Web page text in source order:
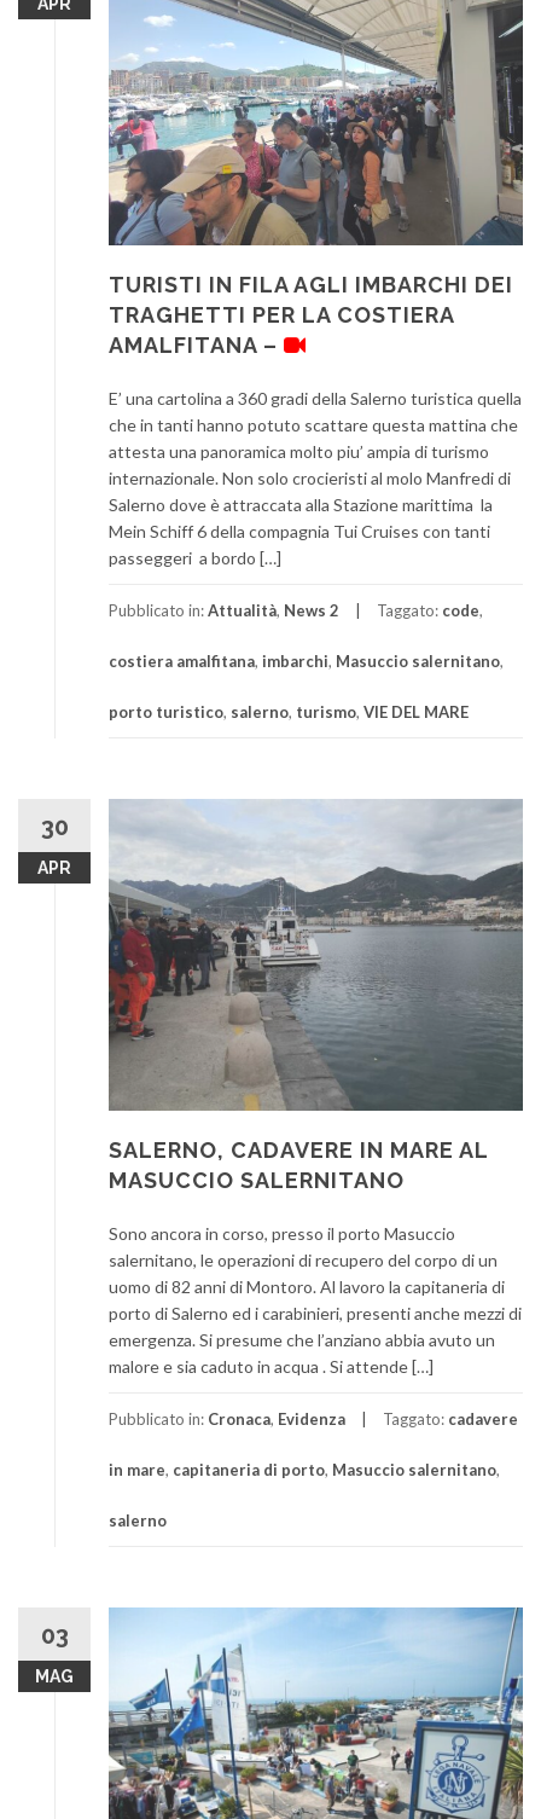
TURISTI IN FILA AGLI IMBARCHI DEI
TRAGHETTI PER LA COSTIERA
AMALFITANA –
E’ una cartolina a 360 gradi della Salerno turistica quella
che in tanti hanno potuto scattare questa mattina che
attesta una panoramica molto piu’ ampia di turismo
internazionale. Non solo crocieristi al molo Manfredi di
Salerno dove è attraccata alla Stazione marittima la
Mein Schiff 6 della compagnia Tui Cruises con tanti
passeggeri a bordo […]
Pubblicato in:Attualità, News 2 Taggato: code,
costiera amalfitana, imbarchi, Masuccio salernitano,
porto turistico, salerno, turismo, VIE DEL MARE
30
APR
SALERNO, CADAVERE IN MARE AL
MASUCCIO SALERNITANO
Sono ancora in corso, presso il porto Masuccio
salernitano, le operazioni di recupero del corpo di un
uomo di 82 anni di Montoro. Al lavoro la capitaneria di
porto di Salerno ed i carabinieri, presenti anche mezzi di
emergenza. Si presume che l’anziano abbia avuto un
malore e sia caduto in acqua . Si attende […]
Pubblicato in: Cronaca, Evidenza Taggato: cadavere
in mare, capitaneria di porto, Masuccio salernitano,
salerno
03
MAG